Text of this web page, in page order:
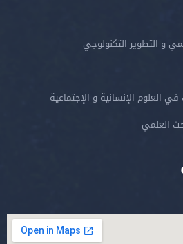
و التطوير التكنولوجي
في العلوم الإنسانية و الإجتماعية
العلمي